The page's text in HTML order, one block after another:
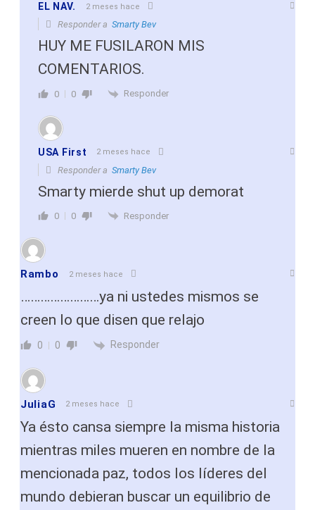
EL NAV. 2 meses hace
Responder a Smarty Bev
HUY ME FUSILARON MIS
COMENTARIOS.
0 0 Responder
USA First 2 meses hace
Responder a Smarty Bev
Smarty mierde shut up demorat
0 0 Responder
Rambo 2 meses hace
……………………ya ni ustedes mismos se
creen lo que disen que relajo
0 0 Responder
JuliaG 2 meses hace
Ya ésto cansa siempre la misma historia
mientras miles mueren en nombre de la
mencionada paz, todos los líderes del
mundo debieran buscar un equilibrio de